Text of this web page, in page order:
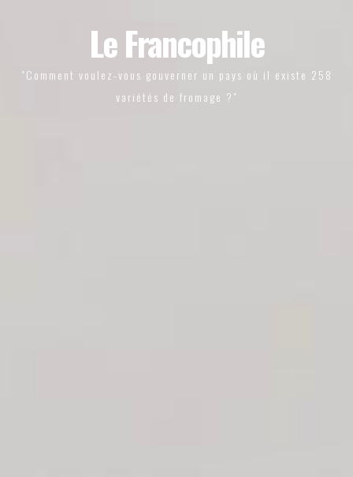
Le Francophile
"Comment voulez-vous gouverner un pays où il existe 258
variétés de fromage ?"